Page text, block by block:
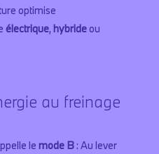
optimise
électrique, hybrideou
au freinage
le mode B: Au lever